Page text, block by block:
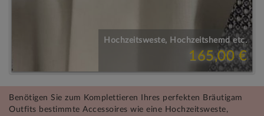
Hochzeitsweste, Hochzeitshemd etc.
165,00 €
Benötigen Sie zum Komplettieren Ihres perfekten Bräutigam
Outfits bestimmte Accessoires wie eine Hochzeitsweste,